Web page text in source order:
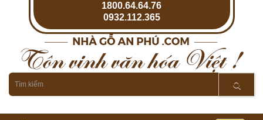
1800.64.64.76
0932.112.365